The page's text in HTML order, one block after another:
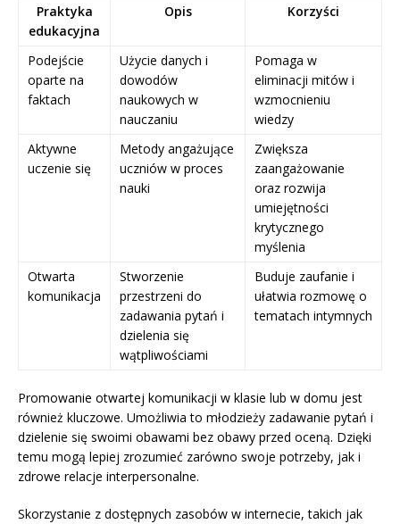
Praktyka
edukacyjna
Opis Korzyści
Podejście
oparte na
faktach
Użycie danych i
dowodów
naukowych w
nauczaniu
Pomaga w
eliminacji mitów i
wzmocnieniu
wiedzy
Aktywne
uczenie się
Metody angażujące
uczniów w proces
nauki
Zwiększa
zaangażowanie
oraz rozwija
umiejętności
krytycznego
myślenia
Otwarta
komunikacja
Stworzenie
przestrzeni do
zadawania pytań i
dzielenia się
wątpliwościami
Buduje zaufanie i
ułatwia rozmowę o
tematach intymnych
Promowanie otwartej komunikacji w klasie lub w domu jest
również kluczowe. Umożliwia to młodzieży zadawanie pytań i
dzielenie się swoimi obawami bez obawy przed oceną. Dzięki
temu mogą lepiej zrozumieć zarówno swoje potrzeby, jak i
zdrowe relacje interpersonalne.
Skorzystanie z dostępnych zasobów w internecie, takich jak